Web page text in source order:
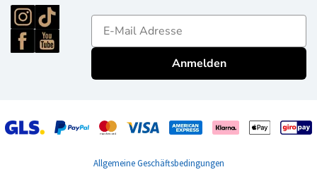
E-mailadres
Anmelden
Allgemeine Geschäftsbedingungen